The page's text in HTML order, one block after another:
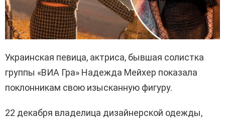
Украинская певица, актриса, бывшая солистка
группы «ВИА Гра» Надежда Мейхер показала
поклонникам свою изысканную фигуру.
22 декабря владелица дизайнерской одежды,